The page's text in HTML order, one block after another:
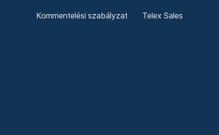
Kommentelési szabályzat Telex Sales